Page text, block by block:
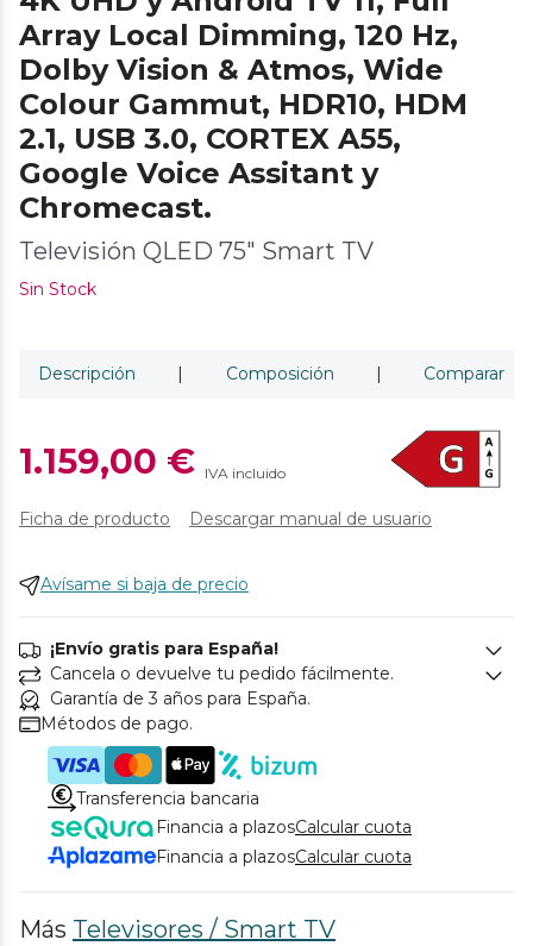
Array Local Dimming, 120 Hz,
Dolby Vision & Atmos, Wide
Colour Gammut, HDR10, HDM
2.1, USB 3.0, CORTEX A55,
Google Voice Assitant y
Chromecast.
Televisión QLED 75" Smart TV
Sin Stock
Descripción | Composición | Comparar
1.159,00 € IVA incluido
Ficha de producto Descargar manual de usuario
Avísame si baja de precio
¡Envío gratis para España!
Cancela o devuelve tu pedido fácilmente.
Garantía de 3 años para España.
Métodos de pago.
Transferencia bancaria
Financia a plazosCalcular cuota
Financia a plazosCalcular cuota
Más Televisores / Smart TV